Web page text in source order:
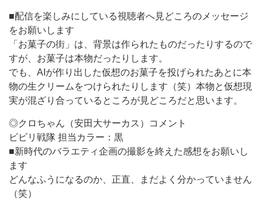
■配信を楽しみにしている視聴者へ見どころのメッセージ
をお願いします
「お菓子の街」は、背景は作られたものだったりするので
すが、お菓子は本物だったりします。
でも、AIが作り出した仮想のお菓子を投げられたあとに本
物の生クリームをつけられたりします（笑）本物と仮想現
実が混ざり合っているところが見どころだと思います。
◎クロちゃん（安田大サーカス）コメント
ビビリ戦隊 担当カラー：黒
■新時代のバラエティ企画の撮影を終えた感想をお願いし
ます
どんなふうになるのか、正直、まだよく分かっていません
（笑）